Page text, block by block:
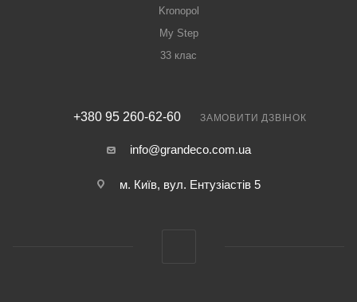
Kronopol
My Step
33 клас
+380 95 260-62-60 ЗАМОВИТИ ДЗВІНОК
info@grandeco.com.ua
м. Київ, вул. Ентузіастів 5